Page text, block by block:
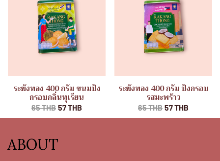
ระฆังทอง 400 กรัม ขนมปัง
กรอบกลิ่นทุเรียน
65 THB 57 THB
ระฆังทอง 400 กรัม ปังกรอบ
รสมะพร้าว
65 THB 57 THB
ABOUT